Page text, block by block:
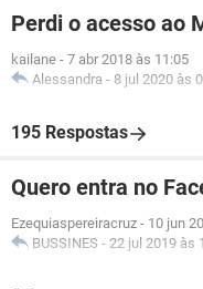
Perdi o acesso ao
kailane - 7 abr 2018 às 11:05
Alessandra - 8 jul 2020 às
195 Respostas
Quero entra no
Ezequiaspereiracruz - 10 jun
BUSSINES - 22 jul 2019 às